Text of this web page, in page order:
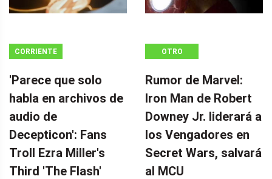
CORRIENTE
'Parece que solo
habla en archivos de
audio de
Decepticon': Fans
Troll Ezra Miller's
Third 'The Flash'
OTRO
Rumor de Marvel:
Iron Man de Robert
Downey Jr. liderará a
los Vengadores en
Secret Wars, salvará
al MCU